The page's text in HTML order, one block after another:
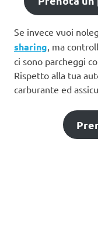
Se invece vuoi
sharing, ma
ci sono parcheggi
Rispetto alla tua
carburante ed